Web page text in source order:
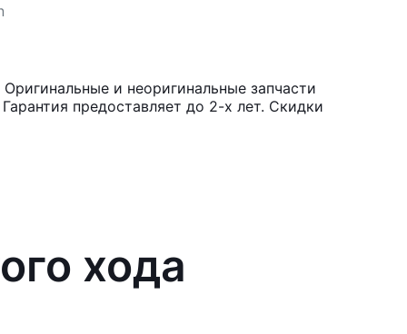
и неоригинальные запчасти
предоставляет до 2-х лет. Скидки
хода